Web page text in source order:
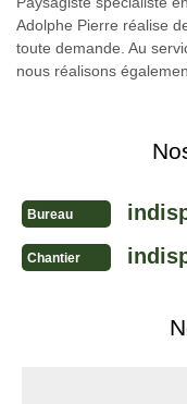
Adolphe Pierre réalise
toute demande. Au
nous réalisons
Bureau
Chantier